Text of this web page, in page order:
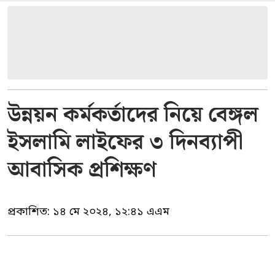
উন্নয়ন কর্মকর্তাদের নিয়ে বেঙ্গল
ইসলামি লাইফের ৩ দিনব্যাপী
আবাসিক প্রশিক্ষণ
প্রকাশিত: ১৪ মে ২০২৪, ১২:৪১ এএম